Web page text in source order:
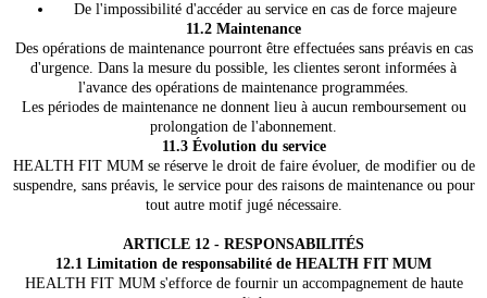
De l'impossibilité d'accéder au service en cas de force majeure
11.2 Maintenance
Des opérations de maintenance pourront être effectuées sans préavis en cas
d'urgence. Dans la mesure du possible, les clientes seront informées à
l'avance des opérations de maintenance programmées.
Les périodes de maintenance ne donnent lieu à aucun remboursement ou
prolongation de l'abonnement.
11.3 Évolution du service
HEALTH FIT MUM se réserve le droit de faire évoluer, de modifier ou de
suspendre, sans préavis, le service pour des raisons de maintenance ou pour
tout autre motif jugé nécessaire.
ARTICLE 12 - RESPONSABILITÉS
12.1 Limitation de responsabilité de HEALTH FIT MUM
HEALTH FIT MUM s'efforce de fournir un accompagnement de haute